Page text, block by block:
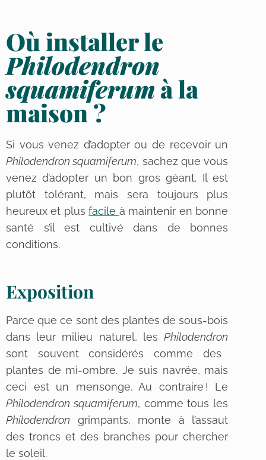
Où installer le
Philodendron
squamiferum à la
maison ?
Si vous venez d’adopter ou de recevoir un
Philodendron squamiferum, sachez que vous
venez d’adopter un bon gros géant. Il est
plutôt tolérant, mais sera toujours plus
heureux et plusfacile à maintenir en bonne
santé s’il est cultivé dans de bonnes
conditions.
Exposition
Parce que ce sont des plantes de sous-bois
dans leur milieu naturel, lesPhilodendron
sont souvent considérés comme des
plantes de mi-ombre. Je suis navrée, mais
ceci est un mensonge. Au contraire ! Le
Philodendron squamiferum, comme tous les
Philodendron grimpants, monte à l’assaut
des troncs et des branches pour chercher
le soleil.